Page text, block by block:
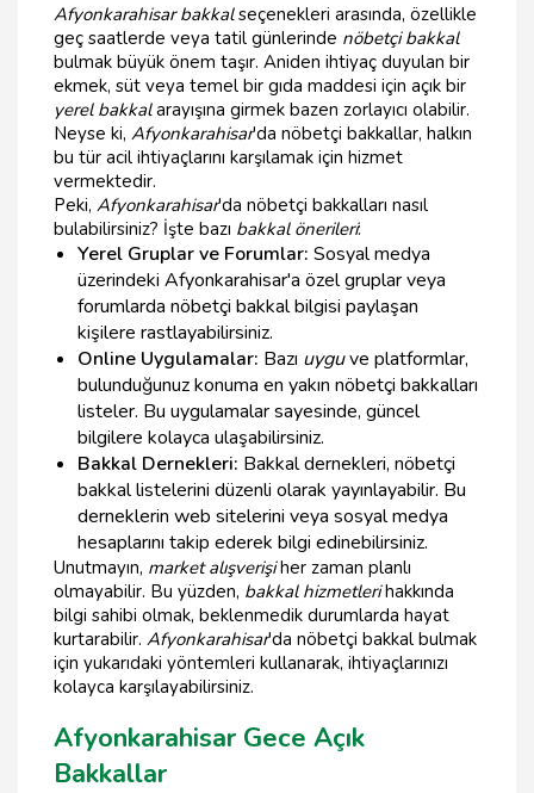
Afyonkarahisar bakkalseçenekleri arasında, özellikle
geç saatlerde veya tatil günlerinde nöbetçi bakkal
bulmak büyük önem taşır. Aniden ihtiyaç duyulan bir
ekmek, süt veya temel bir gıda maddesi için açık bir
yerel bakkalarayışına girmek bazen zorlayıcı olabilir.
Neyse ki, Afyonkarahisar'da nöbetçi bakkallar, halkın
bu tür acil ihtiyaçlarını karşılamak için hizmet
vermektedir.
Peki, Afyonkarahisar'da nöbetçi bakkalları nasıl
bulabilirsiniz? İşte bazı bakkal önerileri:
Yerel Gruplar ve Forumlar: Sosyal medya
üzerindeki Afyonkarahisar'a özel gruplar veya
forumlarda nöbetçi bakkal bilgisi paylaşan
kişilere rastlayabilirsiniz.
Online Uygulamalar: Bazı uyguve platformlar,
bulunduğunuz konuma en yakın nöbetçi bakkalları
listeler. Bu uygulamalar sayesinde, güncel
bilgilere kolayca ulaşabilirsiniz.
Bakkal Dernekleri: Bakkal dernekleri, nöbetçi
bakkal listelerini düzenli olarak yayınlayabilir. Bu
derneklerin web sitelerini veya sosyal medya
hesaplarını takip ederek bilgi edinebilirsiniz.
Unutmayın, market alışverişiher zaman planlı
olmayabilir. Bu yüzden, bakkal hizmetlerihakkında
bilgi sahibi olmak, beklenmedik durumlarda hayat
kurtarabilir. Afyonkarahisar'da nöbetçi bakkal bulmak
için yukarıdaki yöntemleri kullanarak, ihtiyaçlarınızı
kolayca karşılayabilirsiniz.
Afyonkarahisar Gece Açık
Bakkallar